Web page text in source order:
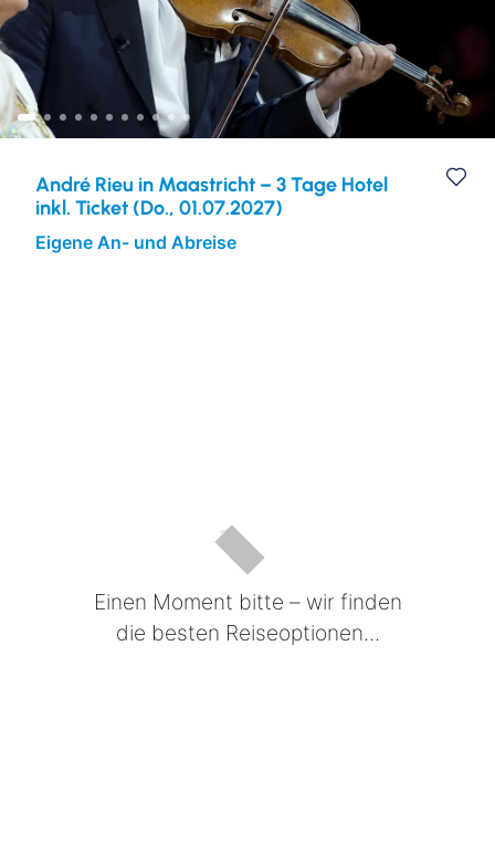
Eventreisen
Europa
André Rieu in Maastricht – 3 Tage Hotel
inkl. Ticket (Do., 01.07.2027)
Eigene An- und Abreise
Einen Moment bitte – wir finden
die besten Reiseoptionen...